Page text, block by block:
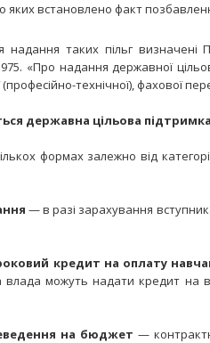
яких встановлено факт
надання таких пільг визначені
«Про надання державної
технічної), фахової
державна цільова підтримка
формах залежно від
— в разі зарахування
кредит на оплату
можуть надати кредит на
на бюджет —